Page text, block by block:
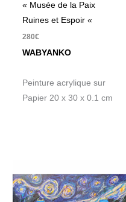
« Musée de la Paix
Ruines et Espoir «
280€
WABYANKO
Peinture acrylique sur
Papier 20 x 30 x 0.1 cm